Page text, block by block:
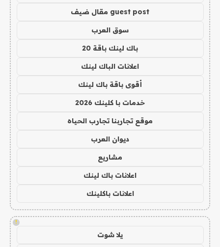
guest post مقال ضيف
سوق العرب
باك لينك باقة 20
اعلانات الباك لينك
أقوى باقة باك لينك
خدمات با كلينك 2026
موقع تجاربنا تجارب الحياه
ديوان العرب
مشاريع
اعلانات باك لينك
اعلانات باكلينك
!
يلا شوت